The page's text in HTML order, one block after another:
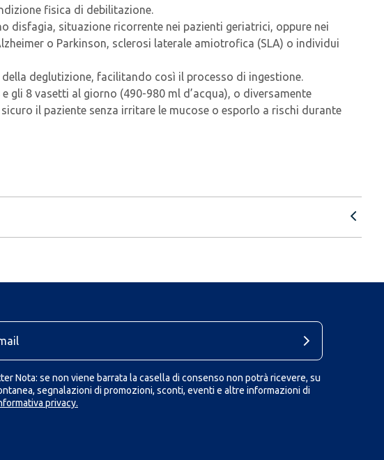
fisica di debilitazione.
disfagia, situazione ricorrente nei pazienti geriatrici, oppure nei
o Parkinson, sclerosi laterale amiotrofica (SLA) o individui
deglutizione, facilitando così il processo di ingestione.
gli 8 vasetti al giorno (490-980 ml d’acqua), o diversamente
il paziente senza irritare le mucose o esporlo a rischi durante
Nota: se non viene barrata la casella di consenso non potrà ricevere, su
segnalazioni di promozioni, sconti, eventi e altre informazioni di
privacy.